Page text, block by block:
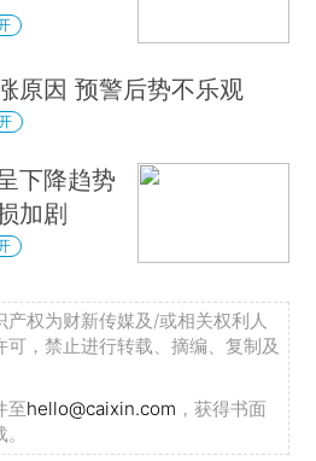
原因 预警后势不乐观
下降趋势
加剧
权为财新传媒及/或相关权利人
，禁止进行转载、摘编、复制及
至hello@caixin.com ，获得书面